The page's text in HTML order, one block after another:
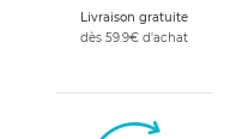
Livraison gratuite
dès 59.9€ d'achat